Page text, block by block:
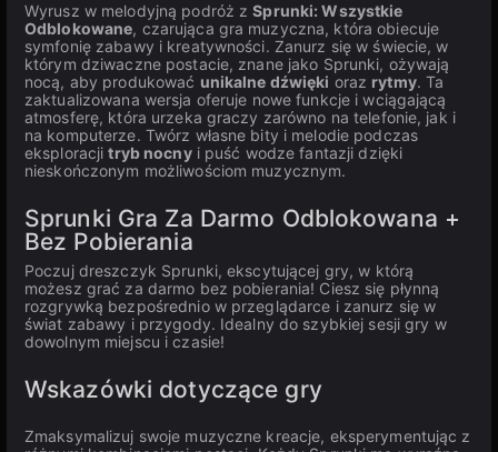
Wyrusz w melodyjną podróż zSprunki: Wszystkie
Odblokowane, czarująca gra muzyczna, która obiecuje
symfonię zabawy i kreatywności. Zanurz się w świecie, w
którym dziwaczne postacie, znane jako Sprunki, ożywają
nocą, aby produkować unikalne dźwięki oraz rytmy. Ta
zaktualizowana wersja oferuje nowe funkcje i wciągającą
atmosferę, która urzeka graczy zarówno na telefonie, jak i
na komputerze. Twórz własne bity i melodie podczas
eksploracjitryb nocnyi puść wodze fantazji dzięki
nieskończonym możliwościom muzycznym.
Sprunki Gra Za Darmo Odblokowana +
Bez Pobierania
Poczuj dreszczyk Sprunki, ekscytującej gry, w którą
możesz grać za darmo bez pobierania! Ciesz się płynną
rozgrywką bezpośrednio w przeglądarce i zanurz się w
świat zabawy i przygody. Idealny do szybkiej sesji gry w
dowolnym miejscu i czasie!
Wskazówki dotyczące gry
Zmaksymalizuj swoje muzyczne kreacje, eksperymentując z